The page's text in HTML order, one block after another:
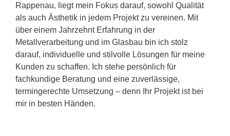
Rappenau, liegt mein Fokus darauf, sowohl Qualität
als auch Ästhetik in jedem Projekt zu vereinen. Mit
über einem Jahrzehnt Erfahrung in der
Metallverarbeitung und im Glasbau bin ich stolz
darauf, individuelle und stilvolle Lösungen für meine
Kunden zu schaffen. Ich stehe persönlich für
fachkundige Beratung und eine zuverlässige,
termingerechte Umsetzung – denn Ihr Projekt ist bei
mir in besten Händen.